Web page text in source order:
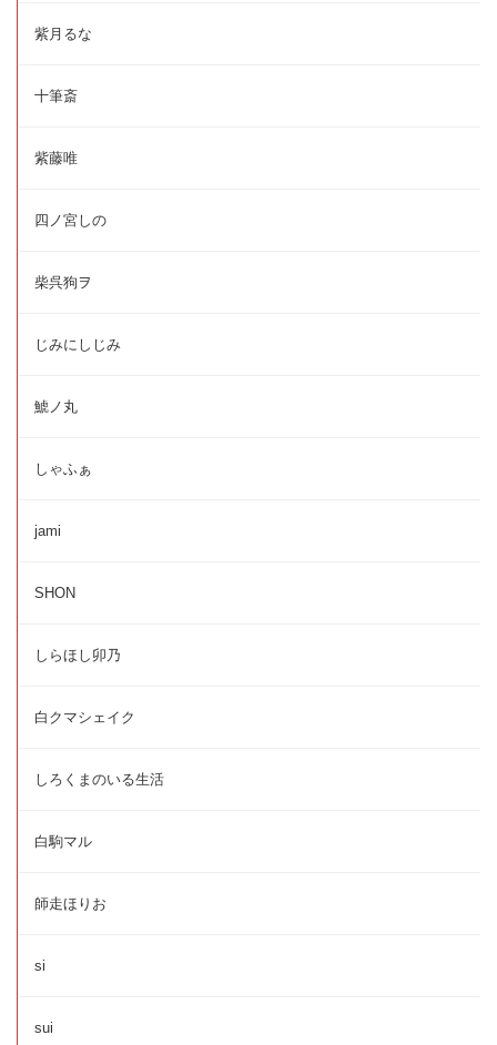
紫月るな
十筆斎
紫藤唯
四ノ宮しの
柴呉狗ヲ
じみにしじみ
鯱ノ丸
しゃふぁ
jami
SHON
しらほし卯乃
白クマシェイク
しろくまのいる生活
白駒マル
師走ほりお
si
sui